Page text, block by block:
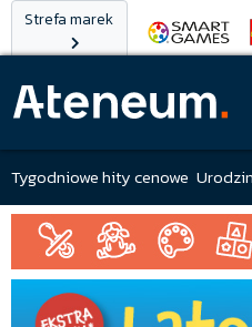
Strefa marek
Tygodniowe hity cenowe